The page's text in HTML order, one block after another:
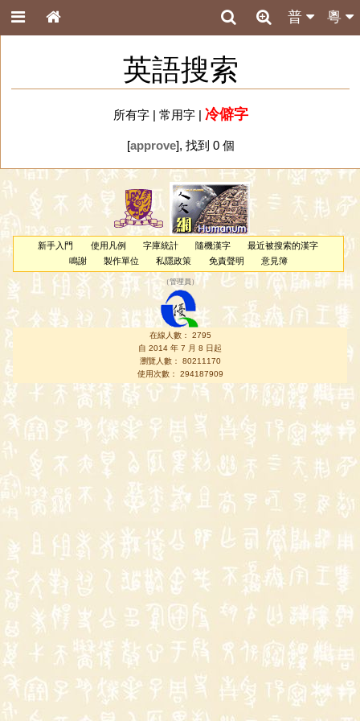
粵
普
英語搜索
所有字| 常用字| 冷僻字
[approve], 找到 0 個
新手入門 使用凡例 字庫統計 隨機漢字
最近被搜索的漢字
鳴謝
製作單位 私隱政策 免責聲明 意見簿
（管理員 ）
在線人數： 2795
自 2014 年 7 月 8 日起
瀏覽人數： 80211170
使用次數： 294187909